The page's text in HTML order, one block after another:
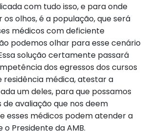
com tudo isso, e para onde
olhos, é a população, que será
médicos com deficiente
podemos olhar para esse cenário
solução certamente passará
dos egressos dos cursos
residência médica, atestar a
um deles, para que possamos
avaliação que nos deem
esses médicos podem atender a
o Presidente da AMB.